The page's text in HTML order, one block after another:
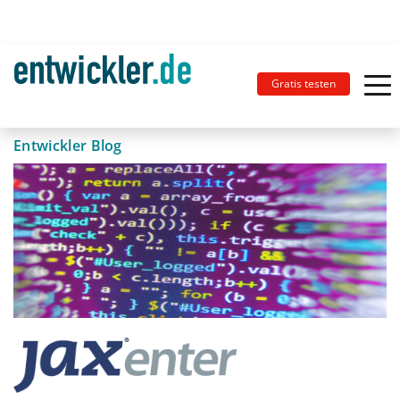
Gratis testen
Entwickler Blog